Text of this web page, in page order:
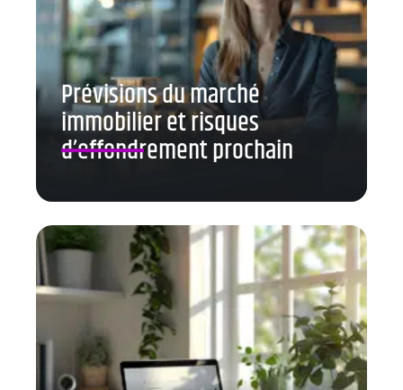
Prévisions du marché
immobilier et risques
d’effondrement prochain